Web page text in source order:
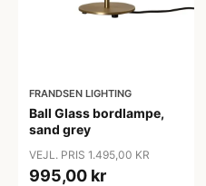
FRANDSEN LIGHTING
Ball Glass bordlampe,
sand grey
VEJL. PRIS 1.495,00 KR
995,00 kr